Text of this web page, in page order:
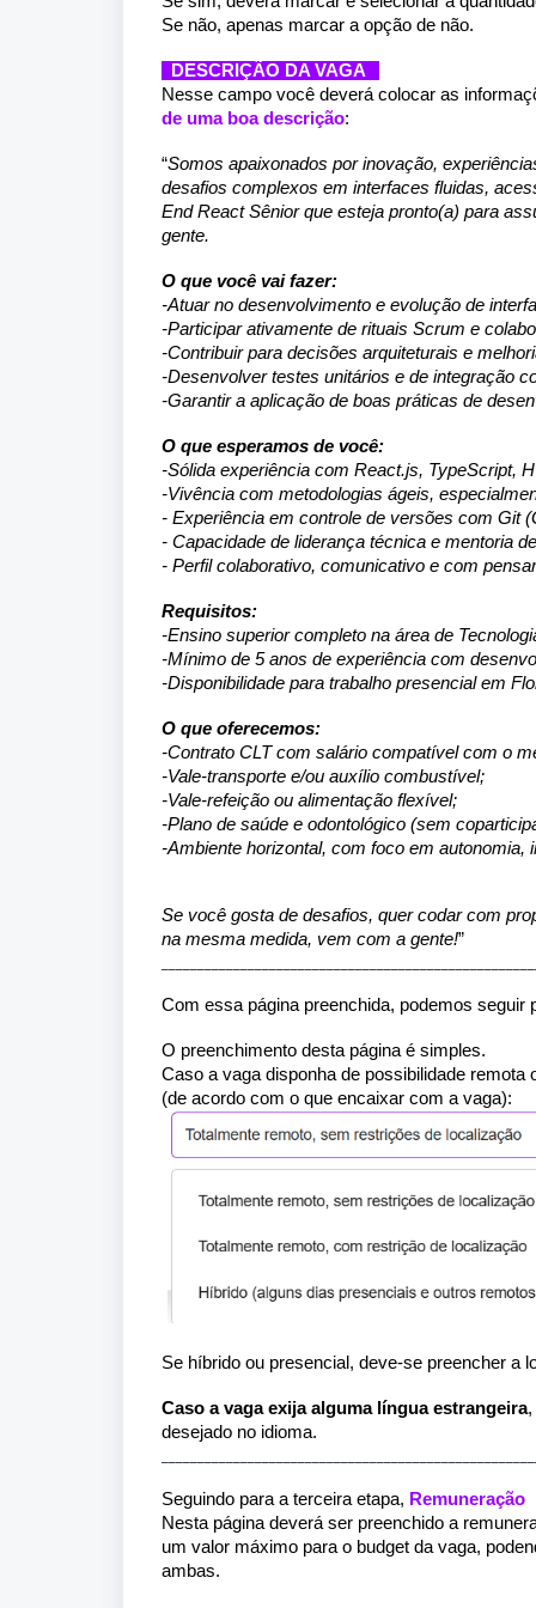
Se não, apenas marcar a opção de não.
DESCRIÇÃO DA VAGA
Nesse campo você deverá colocar as
de uma boa descrição:
“Somos apaixonados por inovação,
desafios complexos em interfaces fluidas,
End React Sênior que esteja pronto(a) para
gente.
O que você vai fazer:
-Atuar no desenvolvimento e evolução de
-Participar ativamente de rituais Scrum e
-Contribuir para decisões arquiteturais e
-Desenvolver testes unitários e de integração
-Garantir a aplicação de boas práticas de
O que esperamos de você:
-Sólida experiência com React.js, TypeScript,
-Vivência com metodologias ágeis,
- Experiência em controle de versões com Git
- Capacidade de liderança técnica e mentoria
- Perfil colaborativo, comunicativo e com
Requisitos:
-Ensino superior completo na área de
-Mínimo de 5 anos de experiência com
-Disponibilidade para trabalho presencial em
O que oferecemos:
-Contrato CLT com salário compatível com o
-Vale-transporte e/ou auxílio combustível;
-Vale-refeição ou alimentação flexível;
-Plano de saúde e odontológico (sem
-Ambiente horizontal, com foco em autonomia,
Se você gosta de desafios, quer codar com
na mesma medida, vem com a gente!”
Com essa página preenchida, podemos seguir
O preenchimento desta página é simples.
Caso a vaga disponha de possibilidade
(de acordo com o que encaixar com a vaga):
Se híbrido ou presencial, deve-se preencher a
Caso a vaga exija alguma língua estrangeira,
desejado no idioma.
Seguindo para a terceira etapa, Remuneração
Nesta página deverá ser preenchido a
um valor máximo para o budget da vaga,
ambas.